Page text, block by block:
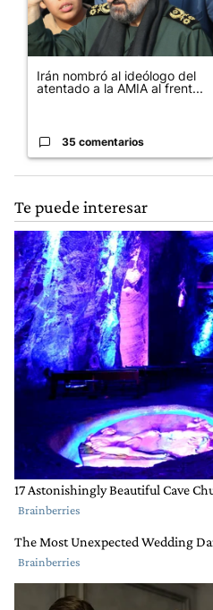
Irán nombró al ideólogo del
atentado a la AMIA al frent...
35 comentarios